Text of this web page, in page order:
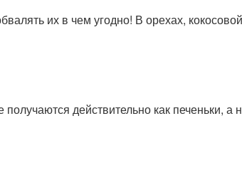
их в чем угодно! В орехах,
действительно как печеньки, а